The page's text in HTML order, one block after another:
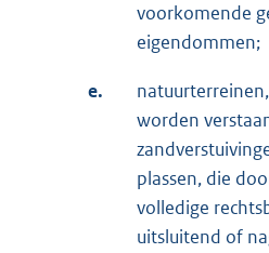
voorkomende
eigendommen;
e.
worden
plassen, die
volledige
uitsluitend of